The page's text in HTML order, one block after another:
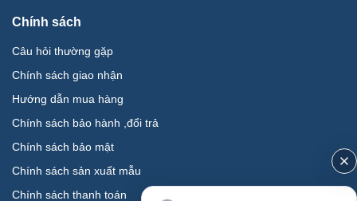
Chính sách
Câu hỏi thường gặp
Chính sách giao nhận
Hướng dẫn mua hàng
Chính sách bảo hành ,đổi trả
Chính sách bảo mật
Chính sách sản xuất mẫu
Chính sách thanh toán